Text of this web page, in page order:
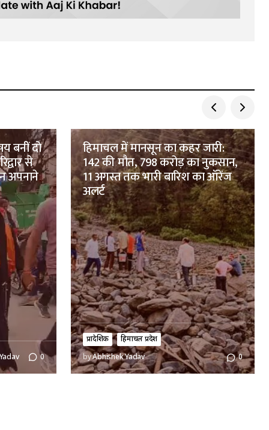
बनीं दो
से
अपनाने
0
हिमाचल में मानसून का कहर जारी:
142 की मौत, 798 करोड़ का नुकसान,
11 अगस्त तक भारी बारिश का ऑरेंज
अलर्ट
प्रादेशिक
हिमाचल प्रदेश
byAbhishek Yadav 0